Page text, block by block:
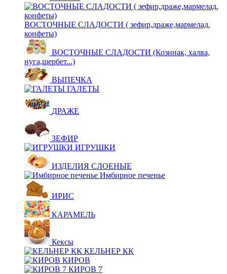
ВОСТОЧНЫЕ СЛАДОСТИ ( зефир,драже,мармелад,
конфеты)
ВОСТОЧНЫЕ СЛАДОСТИ (Козинак, халва,
нуга,щербет...)
ВЫПЕЧКА
ГАЛЕТЫ
ДРАЖЕ
ЗЕФИР
ИГРУШКИ
ИЗДЕЛИЯ СЛОЕНЫЕ
Имбирное печенье
ИРИС
КАРАМЕЛЬ
Кексы
КЕЛЬНЕР КК
КИРОВ
КИРОВ 7